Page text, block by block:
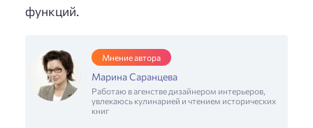
функций.
Мнение автора
Марина Саранцева
Работаю в агенстве дизайнером интерьеров,
увлекаюсь кулинарией и чтением исторических
книг